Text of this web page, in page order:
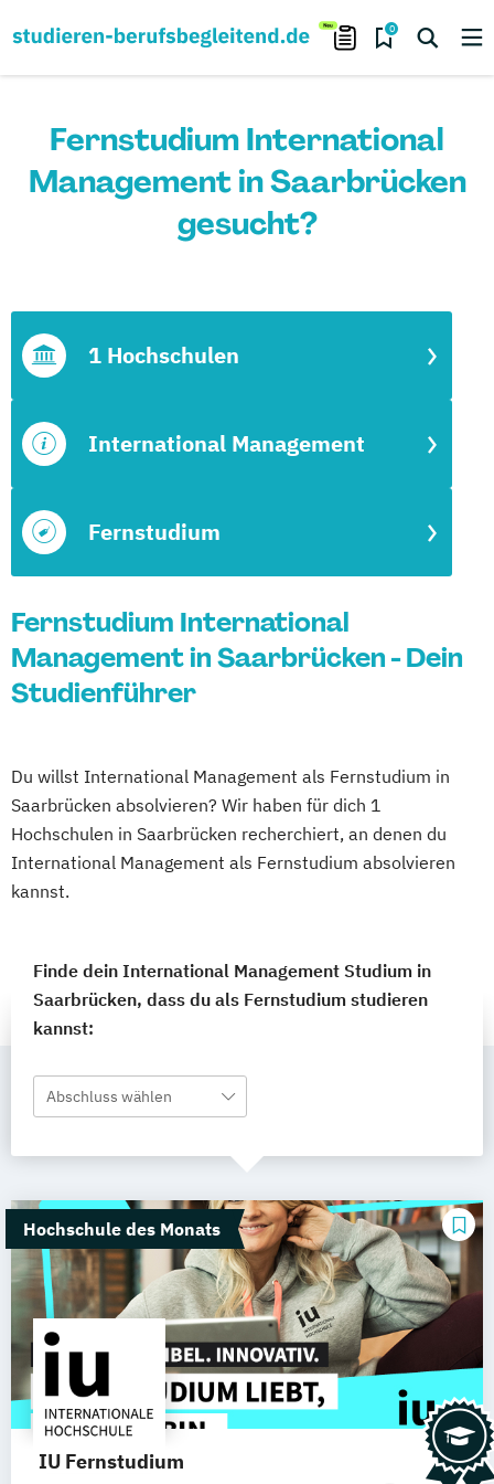
0
Fernstudium International
Management in Saarbrücken
gesucht?
Fernstudium
International Management
1 Hochschulen
Fernstudium International
Management in Saarbrücken - Dein
Studienführer
Du willst International Management als Fernstudium in
Saarbrücken absolvieren? Wir haben für dich 1
Hochschulen in Saarbrücken recherchiert, an denen du
International Management als Fernstudium absolvieren
kannst.
Finde dein International Management Studium in
Saarbrücken, dass du als Fernstudium studieren
kannst:
Abschluss wählen
Hochschule des Monats
IU Fernstudium